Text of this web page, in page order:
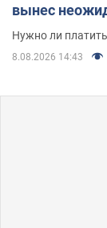
вынес
Нужно ли
8.08.2026 14:43